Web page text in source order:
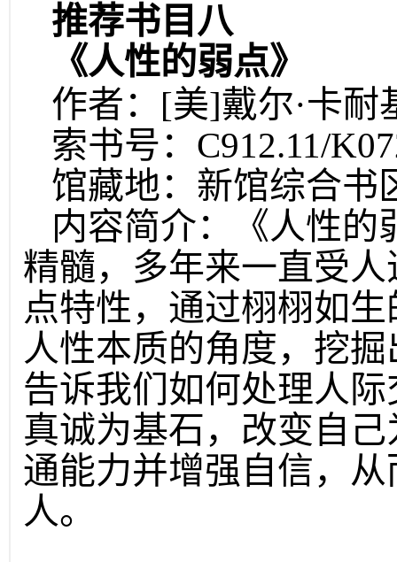
推荐书目八
《人性的弱点》
作者：[美]戴尔·卡耐
索书号：C912.11/
馆藏地：新馆综合
内容简介：《人性的
精髓，多年来一直受
点特性，通过栩栩如
人性本质的角度，挖
告诉我们如何处理人
真诚为基石，改变自
通能力并增强自信，
人。